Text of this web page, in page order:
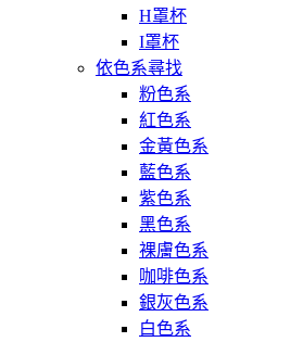
H罩杯
I罩杯
依色系尋找
粉色系
紅色系
金黃色系
藍色系
紫色系
黑色系
裸膚色系
咖啡色系
銀灰色系
白色系